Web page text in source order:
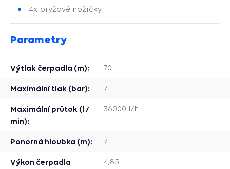
4x pryžové nožičky
Parametry
Výtlak čerpadla (m): 70
Maximální tlak (bar): 7
Maximální průtok (l /
min):
36000 l/h
Ponorná hloubka (m): 7
Výkon čerpadla
4,85